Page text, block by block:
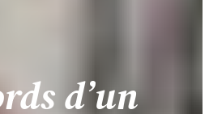
d’un